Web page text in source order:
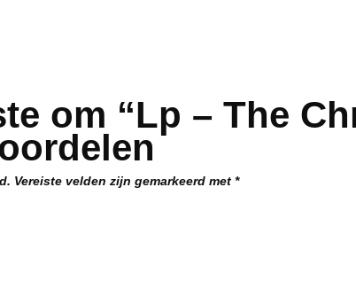
om “Lp – The
Vereiste velden zijn gemarkeerd met *